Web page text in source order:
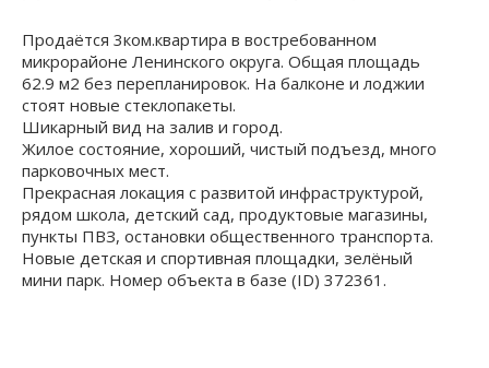
Продаётся 3ком.квартира в востребованном
микрорайоне Ленинского округа. Общая площадь
62.9 м2 без перепланировок. На балконе и лоджии
стоят новые стеклопакеты.
Шикарный вид на залив и город.
Жилое состояние, хороший, чистый подъезд, много
парковочных мест.
Прекрасная локация с развитой инфраструктурой,
рядом школа, детский сад, продуктовые магазины,
пункты ПВЗ, остановки общественного транспорта.
Новые детская и спортивная площадки, зелёный
мини парк. Номер объекта в базе (ID) 372361.